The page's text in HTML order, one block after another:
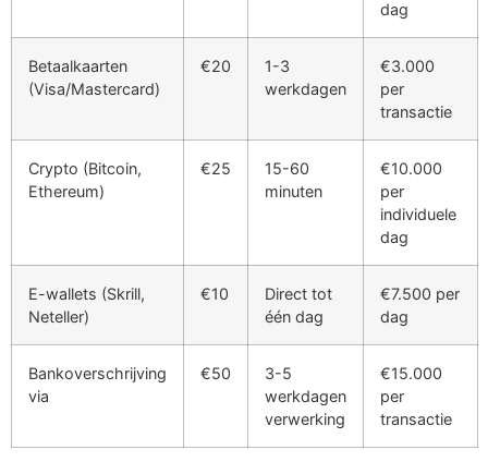
dag
Betaalkaarten
(Visa/Mastercard)
€20
1-3
werkdagen
€3.000
per
transactie
Crypto (Bitcoin,
Ethereum)
€25
15-60
minuten
€10.000
per
individuele
dag
E-wallets (Skrill,
Neteller)
€10
Direct tot
één dag
€7.500 per
dag
Bankoverschrijving
via
€50
3-5
werkdagen
verwerking
€15.000
per
transactie